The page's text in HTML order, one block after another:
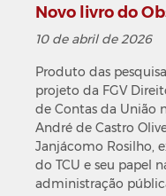
Novo livro do
10 de abril de 2026
Produto das
projeto da FGV
de Contas da União
André de Castro
Janjácomo Rosilho,
do TCU e seu papel
administração